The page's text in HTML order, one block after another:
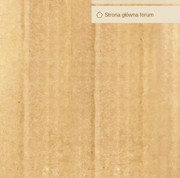
Strona główna forum